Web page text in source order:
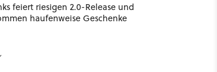
feiert riesigen 2.0-Release und
haufenweise Geschenke